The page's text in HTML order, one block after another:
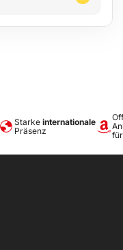
Starke internationale
Präsenz